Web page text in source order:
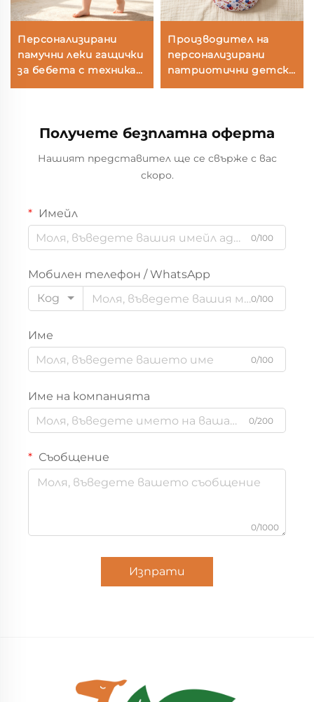
Персонализирани
памучни леки гащички
за бебета с техника
тай-дай, боядисани с
малки деца, долни
органичен памук,
Производител на
персонализирани
патриотични детски
одеяла | Доставчик на
празници по OEM и
Получете безплатна оферта
Нашият представител ще се свърже с вас
скоро.
Имейл
0/100
Мобилен телефон / WhatsApp
Код
0/100
Име
0/100
Име на компанията
0/200
Съобщение
0/1000
Изпрати